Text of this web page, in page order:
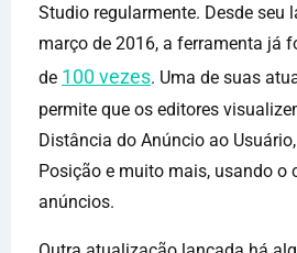
Studio regularmente. Desde seu
março de 2016, a ferramenta já
de 100 vezes. Uma de suas
permite que os editores
Distância do Anúncio ao
Posição e muito mais, usando o
anúncios.